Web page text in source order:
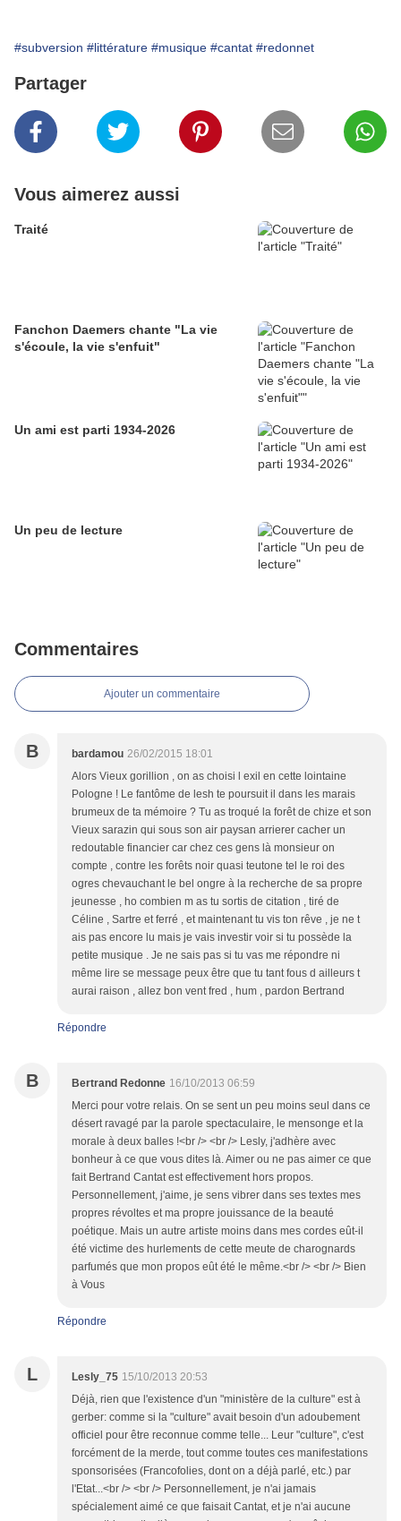
#subversion #littérature #musique #cantat #redonnet
Partager
Vous aimerez aussi
Traité
Fanchon Daemers chante "La vie
s'écoule, la vie s'enfuit"
Un ami est parti 1934-2026
Un peu de lecture
Commentaires
Ajouter un commentaire
B bardamou 26/02/2015 18:01
Alors Vieux gorillion , on as choisi l exil en cette lointaine
Pologne ! Le fantôme de lesh te poursuit il dans les marais
brumeux de ta mémoire ? Tu as troqué la forêt de chize et son
Vieux sarazin qui sous son air paysan arrierer cacher un
redoutable financier car chez ces gens là monsieur on
compte , contre les forêts noir quasi teutone tel le roi des
ogres chevauchant le bel ongre à la recherche de sa propre
jeunesse , ho combien m as tu sortis de citation , tiré de
Céline , Sartre et ferré , et maintenant tu vis ton rêve , je ne t
ais pas encore lu mais je vais investir voir si tu possède la
petite musique . Je ne sais pas si tu vas me répondre ni
même lire se message peux être que tu tant fous d ailleurs t
aurai raison , allez bon vent fred , hum , pardon Bertrand
Répondre
B Bertrand Redonne 16/10/2013 06:59
Merci pour votre relais. On se sent un peu moins seul dans ce
désert ravagé par la parole spectaculaire, le mensonge et la
morale à deux balles !<br /> <br /> Lesly, j'adhère avec
bonheur à ce que vous dites là. Aimer ou ne pas aimer ce que
fait Bertrand Cantat est effectivement hors propos.
Personnellement, j'aime, je sens vibrer dans ses textes mes
propres révoltes et ma propre jouissance de la beauté
poétique. Mais un autre artiste moins dans mes cordes eût-il
été victime des hurlements de cette meute de charognards
parfumés que mon propos eût été le même.<br /> <br /> Bien
à Vous
Répondre
L Lesly_75 15/10/2013 20:53
Déjà, rien que l'existence d'un "ministère de la culture" est à
gerber: comme si la "culture" avait besoin d'un adoubement
officiel pour être reconnue comme telle... Leur "culture", c'est
forcément de la merde, tout comme toutes ces manifestations
sponsorisées (Francofolies, dont on a déjà parlé, etc.) par
l'Etat...<br /> <br /> Personnellement, je n'ai jamais
spécialement aimé ce que faisait Cantat, et je n'ai aucune